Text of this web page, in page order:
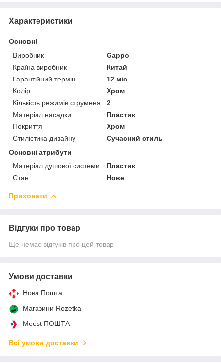
Характеристики
Основні
Виробник
Gappo
Країна виробник
Китай
Гарантійний термін
12 міс
Колір
Хром
Кількість режимів струменя
2
Матеріал насадки
Пластик
Покриття
Хром
Стилістика дизайну
Сучасний стиль
Основні атрибути
Матеріал душової системи
Пластик
Стан
Нове
Приховати
Відгуки про товар
Ще немає відгуків про цей товар
Умови доставки
Нова Пошта
Магазини Rozetka
Meest ПОШТА
Всі умови доставки